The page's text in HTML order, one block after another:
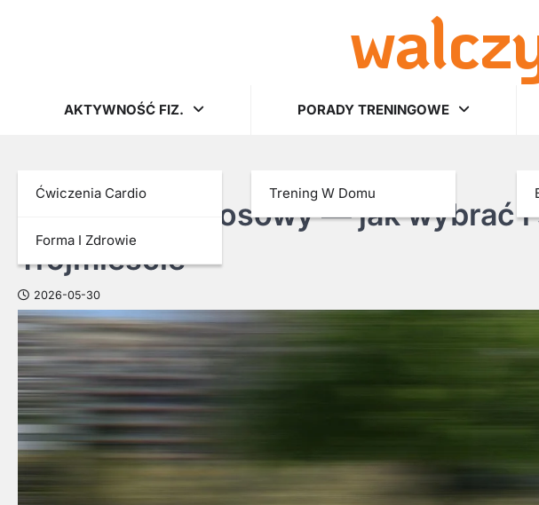
AKTYWNOŚĆ FIZ.
Ćwiczenia Cardio
Forma I Zdrowie
PORADY TRENINGOWE
Trening W Domu
AKTYWNOŚĆ FIZ.
Rower Trek szosowy — jak wybrać
Trójmieście
2026-05-30